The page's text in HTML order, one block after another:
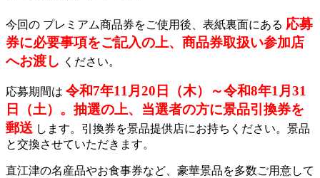
今回の プレミアム商品券をご使用後、表紙裏面にある 応募
券に必要事項をご記入の上、商品券取扱い参加店
へお渡し ください。
応募期間は 令和7年11月20日（木）～令和8年1月31
日（土）。抽選の上、当選者の方に景品引換券を
郵送 します。引換券を景品提供店にお持ちください。景品
と交換させていただきます。
直江津の名産品やお食事券など、豪華景品を多数ご用意して